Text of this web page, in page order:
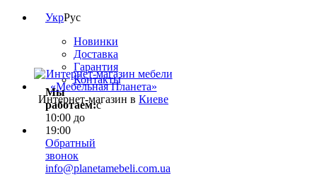
УкрРус
Новинки
Доставка
Гарантия
Контакты
Мы
работаем:с
10:00 до
19:00
Обратный
звонок
info@planetamebeli.com.ua
Интернет-магазин в Киеве